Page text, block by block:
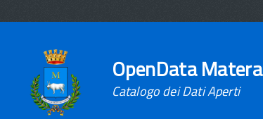
OpenData Matera
Catalogo dei Dati Aperti